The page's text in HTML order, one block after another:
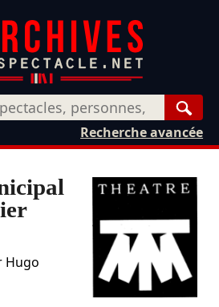
Recherche avancée
Hugo